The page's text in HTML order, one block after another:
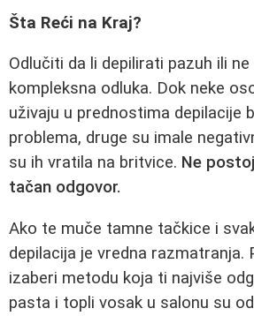
Šta Reći na Kraj?
Odlučiti da li depilirati pazuh ili
kompleksna odluka. Dok neke
uživaju u prednostima depilacije
problema, druge su imale
su ih vratila na britvice. Ne
tačan odgovor.
Ako te muče tamne tačkice i
depilacija je vredna razmatranja.
izaberi metodu koja ti najviše
pasta i topli vosak u salonu su